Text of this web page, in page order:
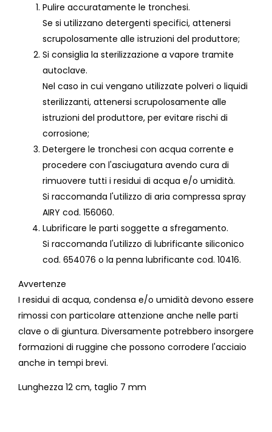
Pulire accuratamente le tronchesi.
Se si utilizzano detergenti specifici, attenersi
scrupolosamente alle istruzioni del produttore;
Si consiglia la sterilizzazione a vapore tramite
autoclave.
Nel caso in cui vengano utilizzate polveri o liquidi
sterilizzanti, attenersi scrupolosamente alle
istruzioni del produttore, per evitare rischi di
corrosione;
Detergere le tronchesi con acqua corrente e
procedere con l'asciugatura avendo cura di
rimuovere tutti i residui di acqua e/o umidità.
Si raccomanda l'utilizzo di aria compressa spray
AIRY cod. 156060.
Lubrificare le parti soggette a sfregamento.
Si raccomanda l'utilizzo di lubrificante siliconico
cod. 654076 o la penna lubrificante cod. 10416.
Avvertenze
I residui di acqua, condensa e/o umidità devono essere
rimossi con particolare attenzione anche nelle parti
clave o di giuntura. Diversamente potrebbero insorgere
formazioni di ruggine che possono corrodere l'acciaio
anche in tempi brevi.
Lunghezza 12 cm, taglio 7 mm